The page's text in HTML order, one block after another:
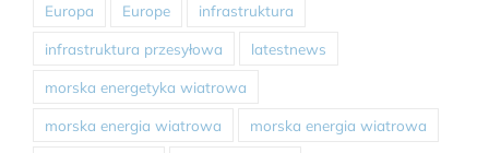
Europa Europe infrastruktura
infrastruktura przesyłowa latestnews
morska energetyka wiatrowa
morska energia wiatrowa morska energia wiatrowa